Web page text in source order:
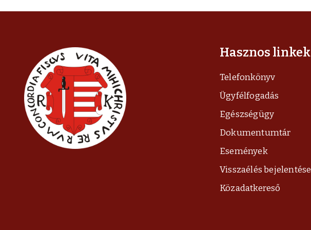
Hasznos linkek
Telefonkönyv
Ügyfélfogadás
Egészségügy
Dokumentumtár
Események
Visszaélés bejelentése
Közadatkereső